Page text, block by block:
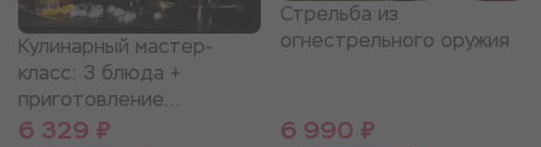
Кулинарный мастер-
класс: 3 блюда +
приготовление
коктейлей
6 329 ₽
Стрельба из
огнестрельного оружия
6 990 ₽